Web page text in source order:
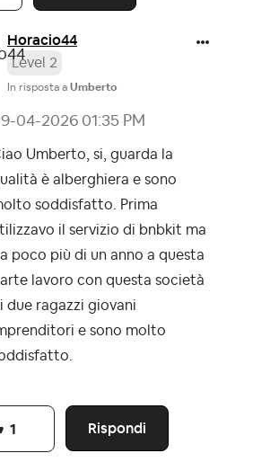
Horacio44
Level 2
In risposta a Umberto
04-2026 01:35 PM
Umberto, si, guarda la
è alberghiera e sono
soddisfatto. Prima
il servizio di bnbkit ma
poco più di un anno a questa
lavoro con questa società
due ragazzi giovani
e sono molto
Rispondi
1